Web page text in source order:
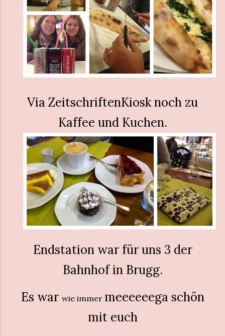
Via ZeitschriftenKiosk noch zu
Kaffee und Kuchen.
Endstation war für uns 3 der
Bahnhof in Brugg.
Es war wie immer meeeeeega schön
mit euch